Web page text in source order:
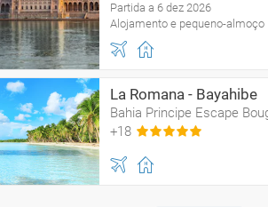
Partida a 6 dez 2026
Alojamento e pequeno-almoço
La Romana - Bayahibe
Bahia Principe Escape
+18